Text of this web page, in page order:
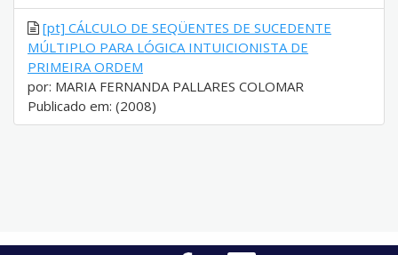
[pt] CÁLCULO DE SEQÜENTES DE SUCEDENTE
MÚLTIPLO PARA LÓGICA INTUICIONISTA DE
PRIMEIRA ORDEM
por: MARIA FERNANDA PALLARES COLOMAR
Publicado em: (2008)